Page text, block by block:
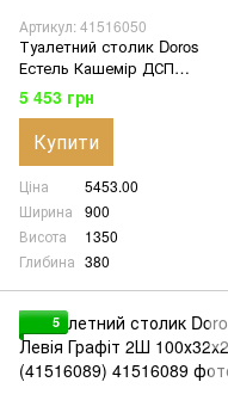
Артикул: 41516050
Туалетний столик Doros
Естель Кашемір ДСП
90х38х135 (41516050)
5 453 грн
Купити
Ціна
5453.00
Ширина
900
Висота
1350
Глибина 380
5